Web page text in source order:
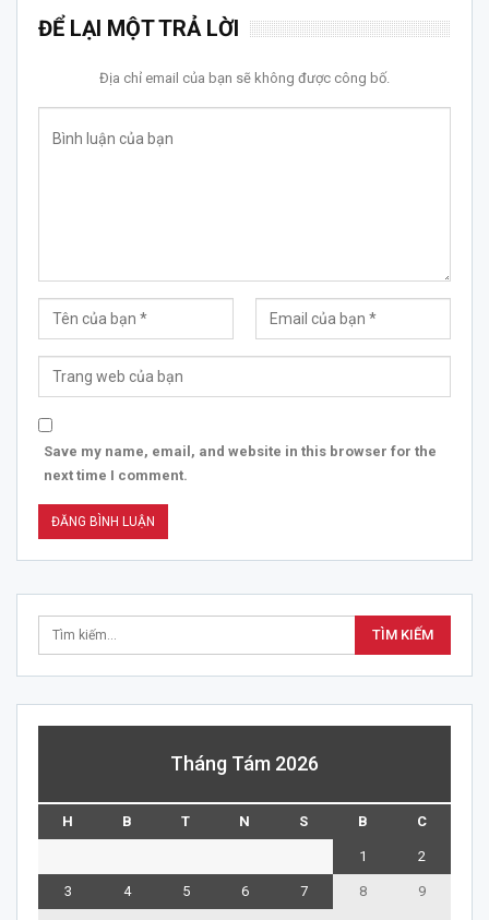
ĐỂ LẠI MỘT TRẢ LỜI
Địa chỉ email của bạn sẽ không được công bố.
Save my name, email, and website in this browser for the
next time I comment.
Tháng Tám 2026
H B T N S B C
1 2
3 4 5 6 7 8 9